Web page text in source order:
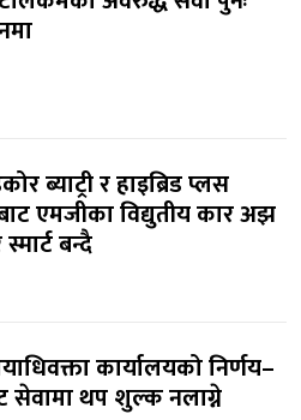
ब्याट्री र हाइब्रिड प्लस
एमजीका विद्युतीय कार अझ
बन्दै
कार्यालयको निर्णय–
सेवामा थप शुल्क नलाग्ने